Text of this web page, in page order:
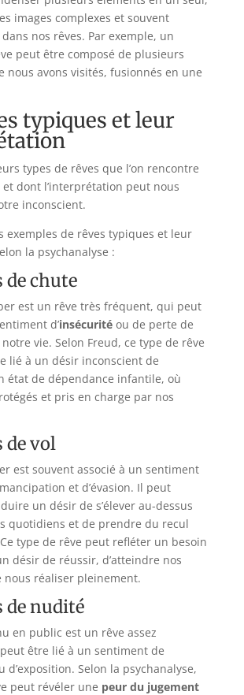
images complexes et souvent
nos rêves. Par exemple, un
peut être composé de plusieurs
nous avons visités, fusionnés en une
typiques et leur
types de rêves que l’on rencontre
dont l’interprétation peut nous
inconscient.
exemples de rêves typiques et leur
la psychanalyse :
de chute
est un rêve très fréquent, qui peut
d’insécuritéou de perte de
vie. Selon Freud, ce type de rêve
lié à un désir inconscient de
état de dépendance infantile, où
et pris en charge par nos
de vol
est souvent associé à un sentiment
et d’évasion. Il peut
un désir de s’élever au-dessus
quotidiens et de prendre du recul
type de rêve peut refléter un besoin
désir de réussir, d’atteindre nos
nous réaliser pleinement.
de nudité
en public est un rêve assez
être lié à un sentiment de
d’exposition. Selon la psychanalyse,
peut révéler une peur du jugement